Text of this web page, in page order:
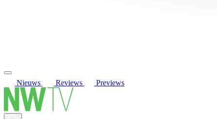
Nieuws Reviews Previews